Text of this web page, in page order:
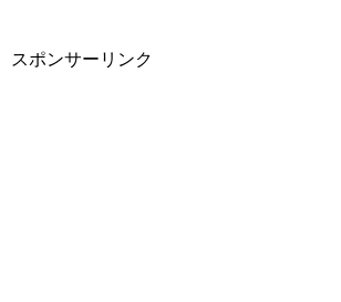
スポンサーリンク